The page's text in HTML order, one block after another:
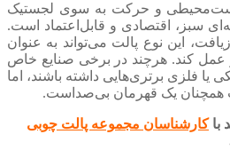
و حرکت به سوی لجستیک
سبز، اقتصادی و قابل‌اعتماد است.
این نوع پالت می‌تواند به عنوان
کند. هرچند در برخی صنایع خاص
فلزی برتری‌هایی داشته باشند، اما
یک قهرمان بی‌صداست.
با کارشناسان مجموعه پالت چوبی